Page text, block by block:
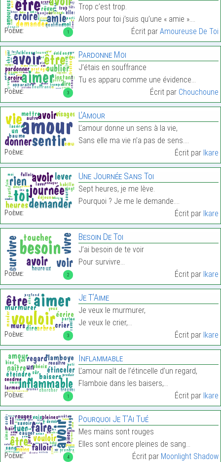
1
Poème:
Trop c’est trop.
Alors pour toi j’suis qu’une « amie ».…
Écrit par Amoureuse De Toi
3
Poème:
Pardonne Moi
J’étais en souffrance
Tu es apparu comme une évidence…
Écrit par Chouchoune
Poème:
L’Amour
L’amour donne un sens à la vie,
Sans elle ma vie n’a pas de sens.…
Écrit par Ikare
Poème:
Une Journée Sans Toi
Sept heures, je me lève.
Pourquoi ? Je me le demande.…
Écrit par Ikare
2
Poème:
Besoin De Toi
J’ai besoin de te voir
Pour survivre…
Écrit par Ikare
3
Poème:
Je T’Aime
Je veux le murmurer,
Je veux le crier,…
Écrit par Ikare
1
Poème:
Inflammable
L’amour naît de l’étincelle d’un regard,
Flamboie dans les baisers,…
Écrit par Ikare
4
Poème:
Pourquoi Je T’Ai Tué
Mes mains sont rouges
Elles sont encore pleines de sang…
Écrit par Moonlight Shadow